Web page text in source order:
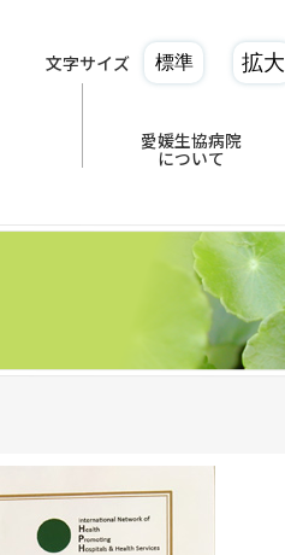
文字サイズ 標準 拡大
愛媛生協病院
について